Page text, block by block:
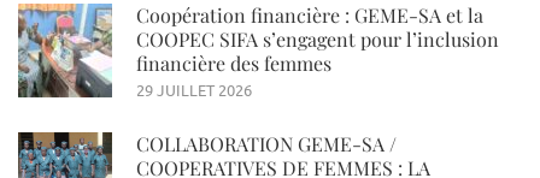
Coopération financière : GEME-SA et la
COOPEC SIFA s’engagent pour l’inclusion
financière des femmes
29 JUILLET 2026
COLLABORATION GEME-SA /
COOPERATIVES DE FEMMES : LA